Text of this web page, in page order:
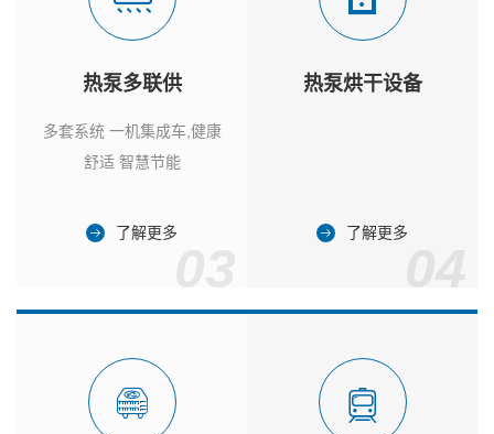
热泵多联供
多套系统 一机集成车,健康
舒适 智慧节能
了解更多
热泵烘干设备
了解更多